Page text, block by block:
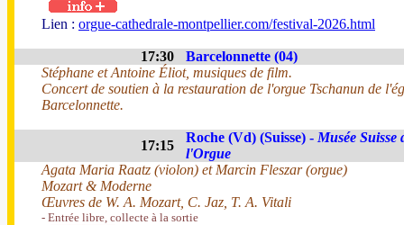
Lien : orgue-cathedrale-montpellier.com/festival-2026.html
17:30
Barcelonnette (04)
Stéphane et Antoine Éliot, musiques de film.
Concert de soutien à la restauration de l'orgue Tschanun de
Barcelonnette.
17:15
Roche (Vd) (Suisse) - Musée Suisse
l'Orgue
Agata Maria Raatz (violon) et Marcin Fleszar (orgue)
Mozart & Moderne
Œuvres de W. A. Mozart, C. Jaz, T. A. Vitali
- Entrée libre, collecte à la sortie